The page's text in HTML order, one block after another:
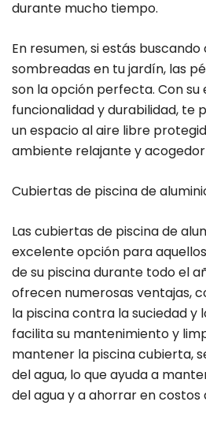
durante mucho tiempo.
En resumen, si estás
sombreadas en tu jardín, las
son la opción perfecta. Con su
funcionalidad y durabilidad, te
un espacio al aire libre
ambiente relajante y
Cubiertas de piscina de
Las cubiertas de piscina de
excelente opción para
de su piscina durante todo el
ofrecen numerosas ventajas,
la piscina contra la suciedad y
facilita su mantenimiento y
mantener la piscina cubierta,
del agua, lo que ayuda a
del agua y a ahorrar en costos